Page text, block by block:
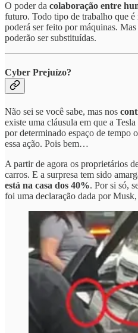
O poder da colaboração entre
futuro. Todo tipo de trabalho que é
poderá ser feito por máquinas.
poderão ser substituídas.
Cyber Prejuízo?
Não sei se você sabe, mas nos
existe uma cláusula em que a
por determinado espaço de tempo
essa ação. Pois bem…
A partir de agora os proprietários
carros. E a surpresa tem sido
está na casa dos 40%. Por si só,
foi uma declaração dada por